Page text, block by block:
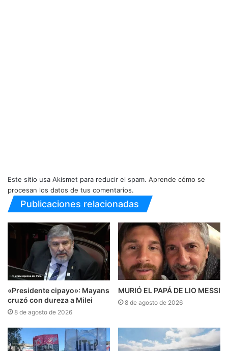
Este sitio usa Akismet para reducir el spam. Aprende cómo se
procesan los datos de tus comentarios.
Publicaciones relacionadas
«Presidente cipayo»: Mayans
cruzó con dureza a Milei
8 de agosto de 2026
MURIÓ EL PAPÁ DE LIO MESSI
8 de agosto de 2026